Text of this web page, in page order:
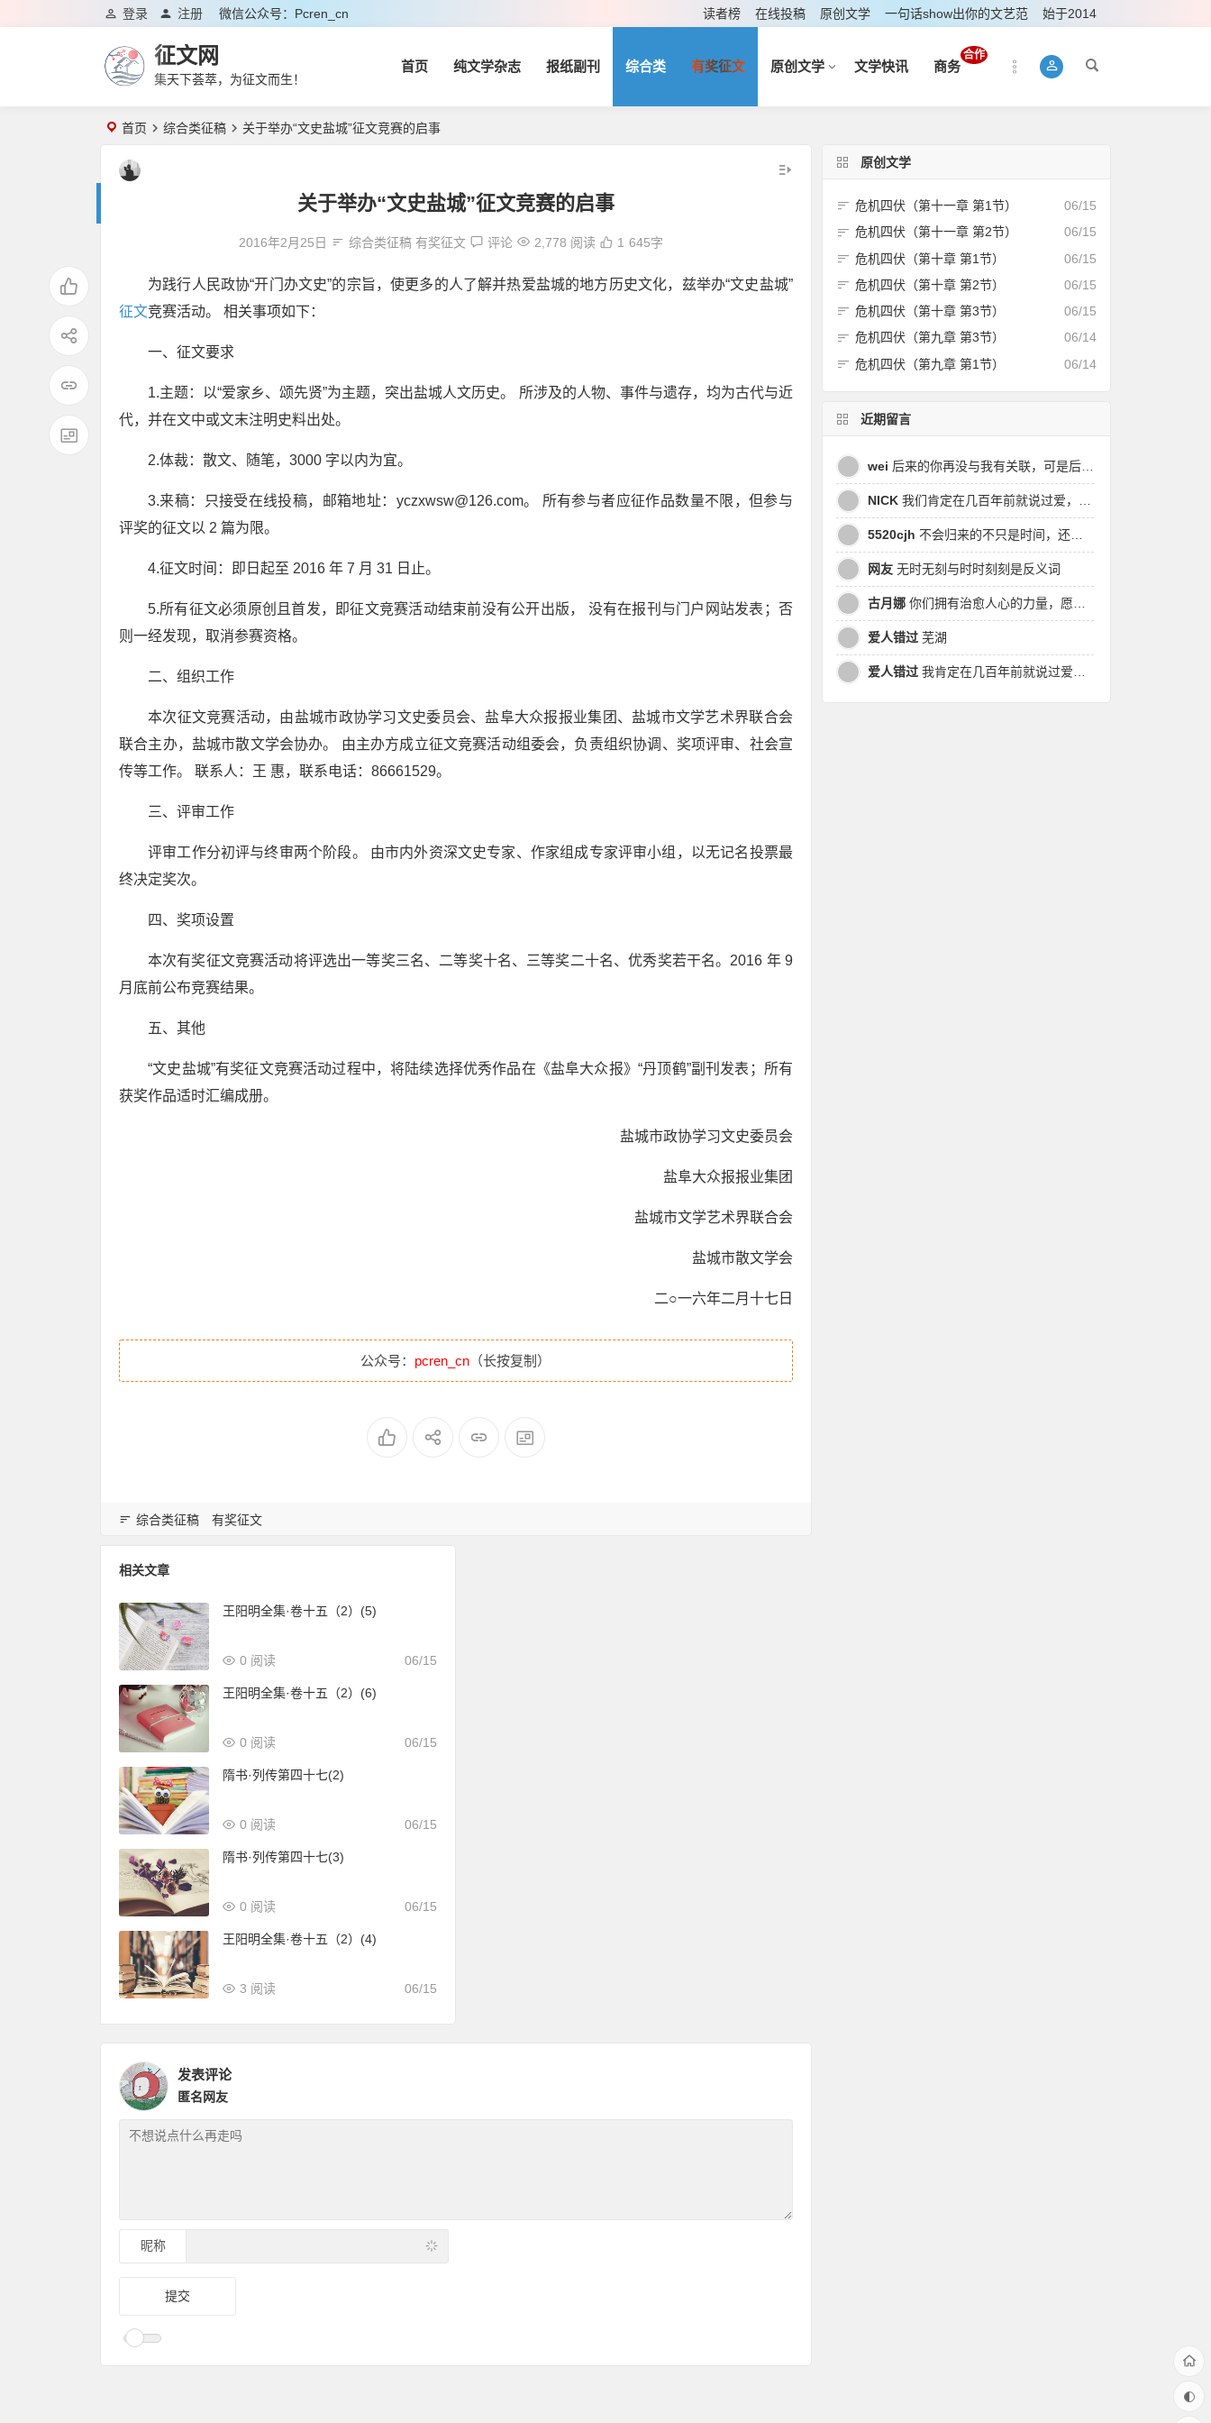
微信公众号：pcren_cn
登录 注册 读者榜 在线投稿 原创文学 一句话show出你的文艺范 始于2014
征文网
集天下荟萃，为征文而生！
首页 纯文学杂志 报纸副刊 综合类 有奖征文 原创文学 文学快讯 商务
合作
首页 综合类征稿 关于举办“文史盐城”征文竞赛的启事
关于举办“文史盐城”征文竞赛的启事
2016年2月25日 综合类征稿 有奖征文 评论 2,778 阅读 1 645字
为践行人民政协“开门办文史”的宗旨，使更多的人了解并热爱盐城的地方历史文化，兹举办“文史盐城”
征文竞赛活动。 相关事项如下：
一、征文要求
1.主题：以“爱家乡、颂先贤”为主题，突出盐城人文历史。 所涉及的人物、事件与遗存，均为古代与近
代，并在文中或文末注明史料出处。
2.体裁：散文、随笔，3000 字以内为宜。
3.来稿：只接受在线投稿，邮箱地址：yczxwsw@126.com。 所有参与者应征作品数量不限，但参与
评奖的征文以 2 篇为限。
4.征文时间：即日起至 2016 年 7 月 31 日止。
5.所有征文必须原创且首发，即征文竞赛活动结束前没有公开出版， 没有在报刊与门户网站发表；否
则一经发现，取消参赛资格。
二、组织工作
本次征文竞赛活动，由盐城市政协学习文史委员会、盐阜大众报报业集团、盐城市文学艺术界联合会
联合主办，盐城市散文学会协办。 由主办方成立征文竞赛活动组委会，负责组织协调、奖项评审、社会宣
传等工作。 联系人：王 惠，联系电话：86661529。
三、评审工作
评审工作分初评与终审两个阶段。 由市内外资深文史专家、作家组成专家评审小组，以无记名投票最
终决定奖次。
四、奖项设置
本次有奖征文竞赛活动将评选出一等奖三名、二等奖十名、三等奖二十名、优秀奖若干名。2016 年 9
月底前公布竞赛结果。
五、其他
“文史盐城”有奖征文竞赛活动过程中，将陆续选择优秀作品在《盐阜大众报》“丹顶鹤”副刊发表；所有
获奖作品适时汇编成册。
盐城市政协学习文史委员会
盐阜大众报报业集团
盐城市文学艺术界联合会
盐城市散文学会
二○一六年二月十七日
公众号： pcren_cn （长按复制）
综合类征稿 有奖征文
相关文章
王阳明全集·卷十五（2）(5)
06/15
0 阅读
王阳明全集·卷十五（2）(6)
06/15
0 阅读
隋书·列传第四十七(2)
06/15
0 阅读
隋书·列传第四十七(3)
06/15
0 阅读
王阳明全集·卷十五（2）(4)
06/15
3 阅读
发表评论
匿名网友
昵称
原创文学
06/15
危机四伏（第十一章 第1节）
06/15
危机四伏（第十一章 第2节）
06/15
危机四伏（第十章 第1节）
06/15
危机四伏（第十章 第2节）
06/15
危机四伏（第十章 第3节）
06/14
危机四伏（第九章 第3节）
06/14
危机四伏（第九章 第1节）
近期留言
wei 后来的你再没与我有关联，可是后来我的时间皆是你，都说地球是个圆，为何兜兜转转却走不到原点
NICK 我们肯定在几百年前就说过爱，今生却错过。此生无悔，与你爱过。茕茕孑立，且看我对酒当歌，与影对酌。
5520cjh 不会归来的不只是时间，还有曾经的我
网友 无时无刻与时时刻刻是反义词
古月娜 你们拥有治愈人心的力量，愿也将丑陋的人性一起泯灭吧！
爱人错过 芜湖
爱人错过 我肯定在几百年前就说过爱你，只是你忘了，我也记不起。我肯定在几百年前就说过爱你，只是你忘了，我也记不起。 走过路过没遇过，回头转头还是错。你我不曾感受过，相撞在街口，相撞在街口。